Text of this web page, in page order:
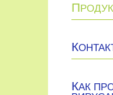
П
К
КАК